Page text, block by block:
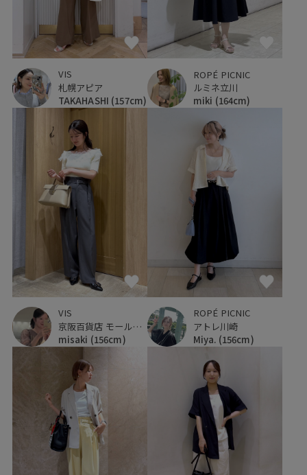
VIS
札幌アピア
TAKAHASHI (157cm)
ROPÉ PICNIC
ルミネ立川
miki (164cm)
VIS
京阪百貨店 モール京橋店
misaki (156cm)
ROPÉ PICNIC
アトレ川崎
Miya. (156cm)